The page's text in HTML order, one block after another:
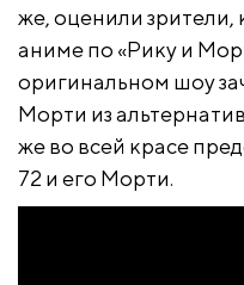
же, оценили
аниме по «Рику и
оригинальном шоу
Морти из
же во всей красе
72 и его Морти.